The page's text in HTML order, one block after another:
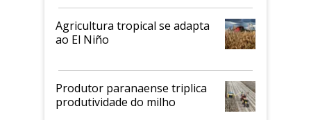
Agricultura tropical se adapta
ao El Niño
Produtor paranaense triplica
produtividade do milho